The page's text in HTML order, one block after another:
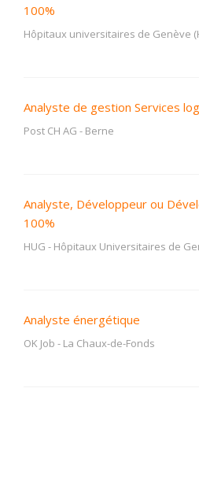
100%
Hôpitaux universitaires de Genève
Analyste de gestion Services
Post CH AG - Berne
Analyste, Développeur ou
100%
HUG - Hôpitaux Universitaires de
Analyste énergétique
OK Job - La Chaux-de-Fonds